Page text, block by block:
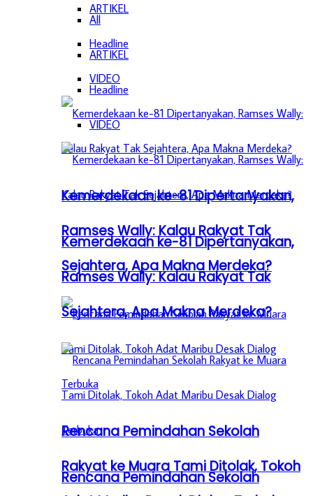
ARTIKEL
Headline
VIDEO
Kemerdekaan ke-81 Dipertanyakan,
Ramses Wally: Kalau Rakyat Tak
Sejahtera, Apa Makna Merdeka?
Rencana Pemindahan Sekolah
Rakyat ke Muara Tami Ditolak, Tokoh
All
ARTIKEL
Headline
VIDEO
Kemerdekaan ke-81 Dipertanyakan,
Ramses Wally: Kalau Rakyat Tak
Sejahtera, Apa Makna Merdeka?
Rencana Pemindahan Sekolah